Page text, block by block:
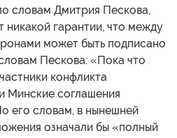
словам Дмитрия Пескова,
никакой гарантии, что между
может быть подписано
Пескова: «Пока что
конфликта
Минские соглашения
его словам, в нынешней
означали бы «полный